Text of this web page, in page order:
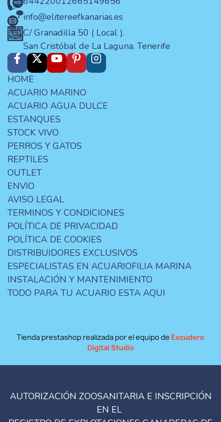
info@elitereefkanarias.es
C/ Granadilla 50 ( Local ).
San Cristóbal de La Laguna. Tenerife
HOME
ACUARIO MARINO
ACUARIO AGUA DULCE
ESTANQUES
STOCK VIVO
PERROS Y GATOS
REPTILES
OUTLET
ENVIO
AVISO LEGAL
TERMINOS Y CONDICIONES
POLÍTICA DE PRIVACIDAD
POLÍTICA DE COOKIES
DISTRIBUIDORES EXCLUSIVOS
ESPECIALISTAS EN ACUARIOFILIA MARINA
INSTALACIÓN Y MANTENIMIENTO
TODO PARA TU ACUARIO ESTA AQUI
Tienda prestashop realizada por el equipo de Escudero
Digital Studio
AUTORIZACIÓN ZOOSANITARIA E INSCRIPCIÓN
EN EL